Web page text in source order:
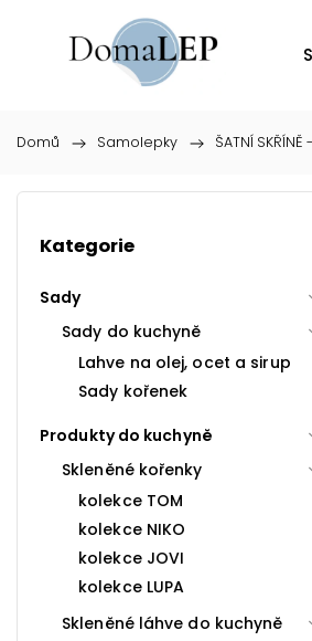
Domů / Samolepky / ŠATNÍ
Kategorie
Sady
Sady do kuchyně
Lahve na olej, ocet a sirup
Sady kořenek
Produkty do kuchyně
Skleněné kořenky
kolekce TOM
kolekce NIKO
kolekce JOVI
kolekce LUPA
Skleněné láhve do kuchyně